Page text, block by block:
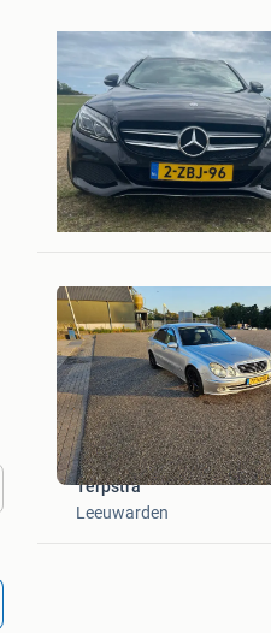
nicol
Wervershoof
Terpstra
Leeuwarden